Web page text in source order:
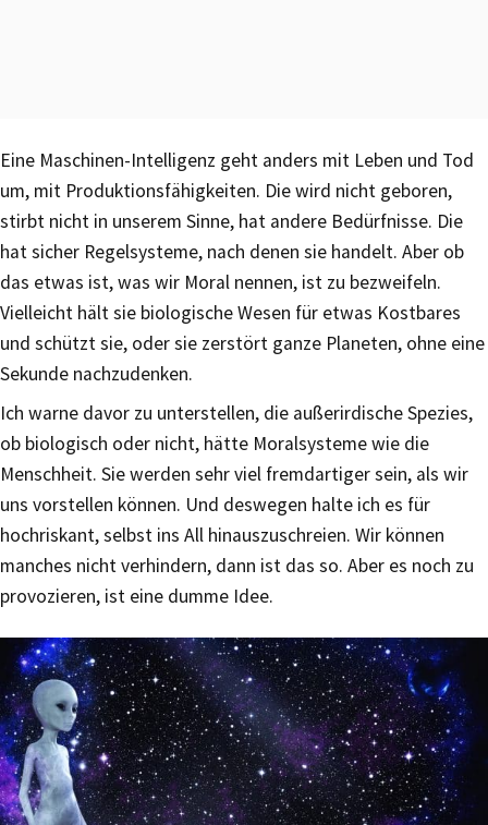
Eine Maschinen-Intelligenz geht anders mit Leben und Tod
um, mit Produktionsfähigkeiten. Die wird nicht geboren,
stirbt nicht in unserem Sinne, hat andere Bedürfnisse. Die
hat sicher Regelsysteme, nach denen sie handelt. Aber ob
das etwas ist, was wir Moral nennen, ist zu bezweifeln.
Vielleicht hält sie biologische Wesen für etwas Kostbares
und schützt sie, oder sie zerstört ganze Planeten, ohne eine
Sekunde nachzudenken.
Ich warne davor zu unterstellen, die außerirdische Spezies,
ob biologisch oder nicht, hätte Moralsysteme wie die
Menschheit. Sie werden sehr viel fremdartiger sein, als wir
uns vorstellen können. Und deswegen halte ich es für
hochriskant, selbst ins All hinauszuschreien. Wir können
manches nicht verhindern, dann ist das so. Aber es noch zu
provozieren, ist eine dumme Idee.